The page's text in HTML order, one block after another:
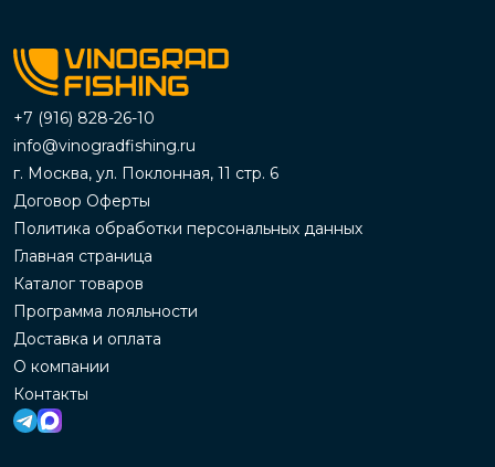
+7 (916) 828-26-10
info@vinogradfishing.ru
г. Москва, ул. Поклонная, 11 стр. 6
Договор Оферты
Политика обработки персональных данных
Главная страница
Каталог товаров
Программа лояльности
Доставка и оплата
О компании
Контакты